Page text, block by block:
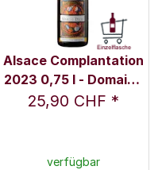
Alsace Complantation
2023 0,75 l - Domaine
Marcel Deiss
25,90 CHF *
verfügbar